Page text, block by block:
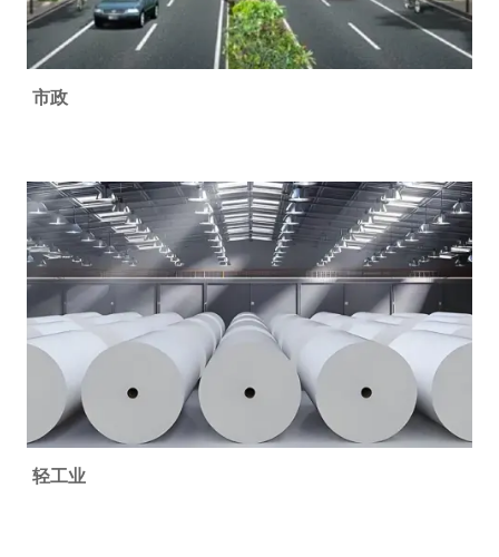
市政
轻工业